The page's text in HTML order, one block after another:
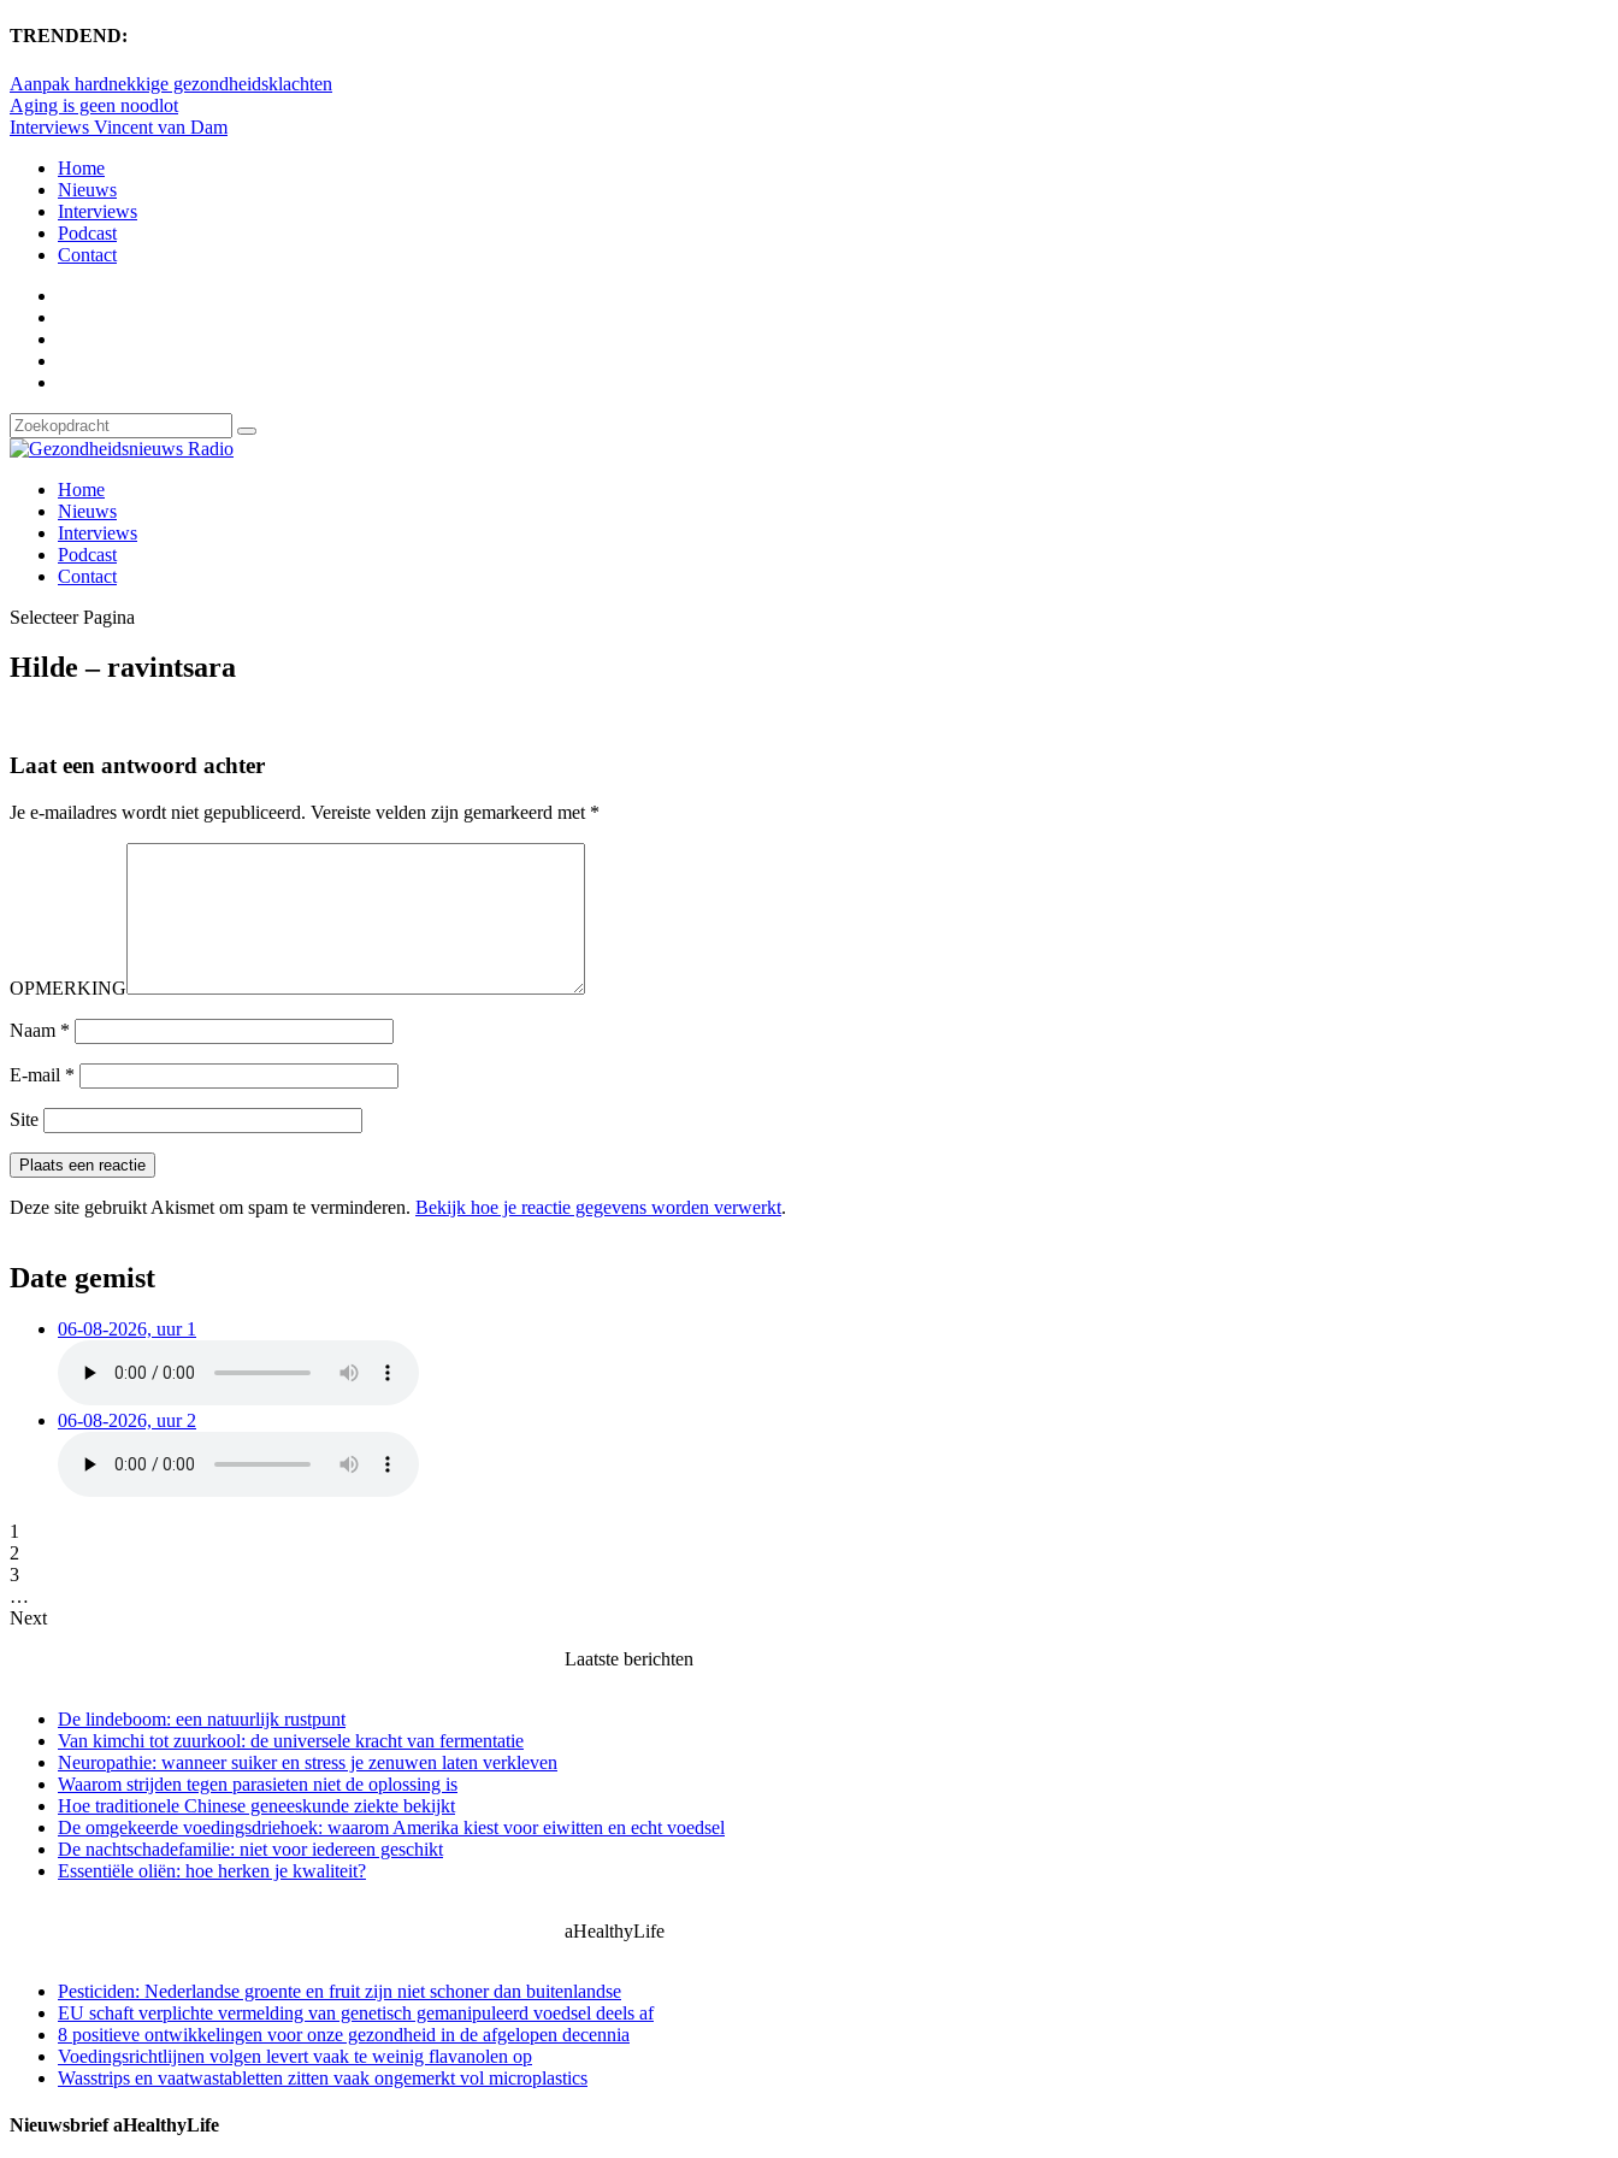
TRENDEND:
Aanpak hardnekkige gezondheidsklachten
Aging is geen noodlot
Interviews Vincent van Dam
Home
Nieuws
Interviews
Podcast
Contact
Home
Nieuws
Interviews
Podcast
Contact
Selecteer Pagina
Hilde – ravintsara
Laat een antwoord achter
Je e-mailadres wordt niet gepubliceerd. Vereiste velden zijn gemarkeerd met *
OPMERKING
Naam *
E-mail *
Site
Deze site gebruikt Akismet om spam te verminderen. Bekijk hoe je reactie gegevens worden verwerkt.
Date gemist
06-08-2026, uur 1
06-08-2026, uur 2
1
2
3
…
Next
Laatste berichten
De lindeboom: een natuurlijk rustpunt
Van kimchi tot zuurkool: de universele kracht van fermentatie
Neuropathie: wanneer suiker en stress je zenuwen laten verkleven
Waarom strijden tegen parasieten niet de oplossing is
Hoe traditionele Chinese geneeskunde ziekte bekijkt
De omgekeerde voedingsdriehoek: waarom Amerika kiest voor eiwitten en echt voedsel
De nachtschadefamilie: niet voor iedereen geschikt
Essentiële oliën: hoe herken je kwaliteit?
aHealthyLife
Pesticiden: Nederlandse groente en fruit zijn niet schoner dan buitenlandse
EU schaft verplichte vermelding van genetisch gemanipuleerd voedsel deels af
8 positieve ontwikkelingen voor onze gezondheid in de afgelopen decennia
Voedingsrichtlijnen volgen levert vaak te weinig flavanolen op
Wasstrips en vaatwastabletten zitten vaak ongemerkt vol microplastics
Nieuwsbrief aHealthyLife